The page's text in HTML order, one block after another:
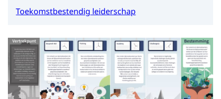
Toekomstbestendig leiderschap